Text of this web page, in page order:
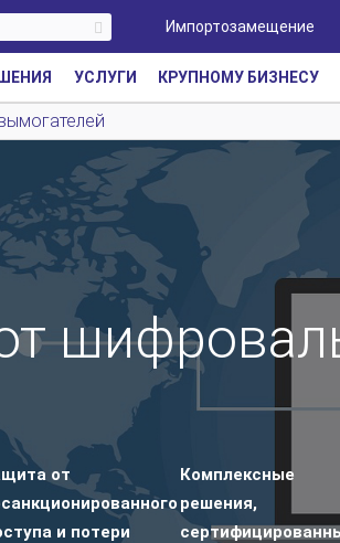
Импортозамещение
УСЛУГИ КРУПНОМУ БИЗНЕСУ
от
и потери
Комплексные
решения,